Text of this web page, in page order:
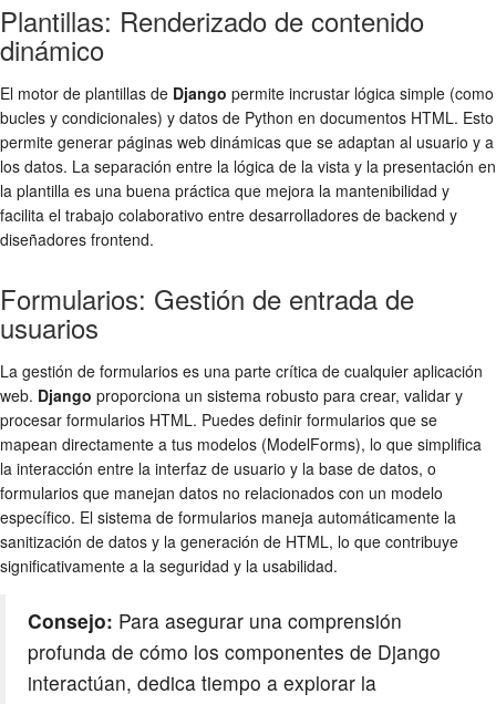
Plantillas: Renderizado de contenido
dinámico
El motor de plantillas de Django permite incrustar lógica simple (como
bucles y condicionales) y datos de Python en documentos HTML. Esto
permite generar páginas web dinámicas que se adaptan al usuario y a
los datos. La separación entre la lógica de la vista y la presentación en
la plantilla es una buena práctica que mejora la mantenibilidad y
facilita el trabajo colaborativo entre desarrolladores de backend y
diseñadores frontend.
Formularios: Gestión de entrada de
usuarios
La gestión de formularios es una parte crítica de cualquier aplicación
web. Django proporciona un sistema robusto para crear, validar y
procesar formularios HTML. Puedes definir formularios que se
mapean directamente a tus modelos (ModelForms), lo que simplifica
la interacción entre la interfaz de usuario y la base de datos, o
formularios que manejan datos no relacionados con un modelo
específico. El sistema de formularios maneja automáticamente la
sanitización de datos y la generación de HTML, lo que contribuye
significativamente a la seguridad y la usabilidad.
Consejo: Para asegurar una comprensión
profunda de cómo los componentes de Django
interactúan, dedica tiempo a explorar la